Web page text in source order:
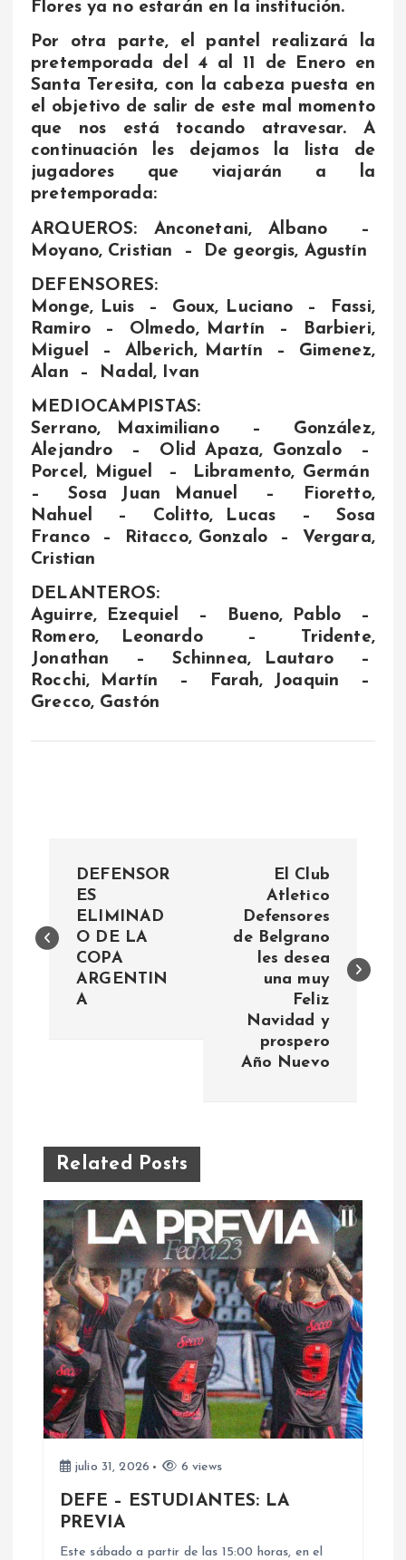
Flores ya no estarán en la institución.
Por otra parte, el pantel realizará la
pretemporada del 4 al 11 de Enero en
Santa Teresita, con la cabeza puesta en
el objetivo de salir de este mal momento
que nos está tocando atravesar. A
continuación les dejamos la lista de
jugadores que viajarán a la
pretemporada:
ARQUEROS: Anconetani, Albano –
Moyano, Cristian – De georgis, Agustín
DEFENSORES:
Monge, Luis – Goux, Luciano – Fassi,
Ramiro – Olmedo, Martín – Barbieri,
Miguel – Alberich, Martín – Gimenez,
Alan – Nadal, Ivan
MEDIOCAMPISTAS:
Serrano, Maximiliano – González,
Alejandro – Olid Apaza, Gonzalo –
Porcel, Miguel – Libramento, Germán
– Sosa Juan Manuel – Fioretto,
Nahuel – Colitto, Lucas – Sosa
Franco – Ritacco, Gonzalo – Vergara,
Cristian
DELANTEROS:
Aguirre, Ezequiel – Bueno, Pablo –
Romero, Leonardo – Tridente,
Jonathan – Schinnea, Lautaro –
Rocchi, Martín – Farah, Joaquin –
Grecco, Gastón
v
ó
n
d
e
e
n
DEFENSOR
ES
ELIMINAD
O DE LA
COPA
ARGENTIN
A
El Club
Atletico
Defensores
de Belgrano
les desea
una muy
Feliz
Navidad y
prospero
Año Nuevo
Related Posts
julio 31, 2026 6 views
DEFE – ESTUDIANTES: LA
PREVIA
Este sábado a partir de las 15:00 horas, en el